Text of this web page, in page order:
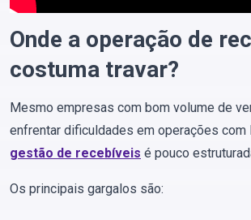
Onde a operação de
costuma travar?
Mesmo empresas com bom volume de
enfrentar dificuldades em operações com
gestão de recebíveis é pouco
Os principais gargalos são: